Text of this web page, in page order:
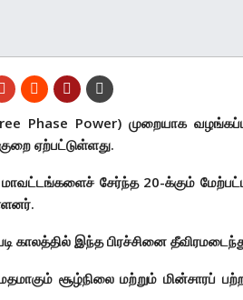
Phase Power) முறையாக
ஏற்பட்டுள்ளது.
சேர்ந்த 20-க்கும் மேற்பட்ட
காலத்தில் இந்த பிரச்சினை
சூழ்நிலை மற்றும் மின்சாரப்